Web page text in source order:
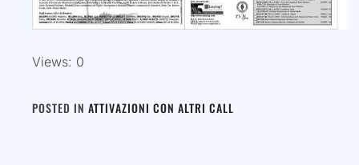
Views: 0
POSTED IN ATTIVAZIONI CON ALTRI CALL